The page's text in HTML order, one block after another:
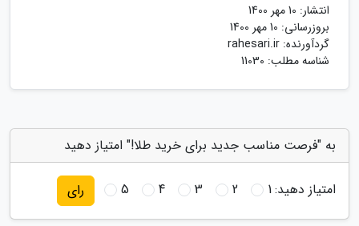
انتشار: 10 مهر 1400
بروزرسانی: 10 مهر 1400
گردآورنده: rahesari.ir
شناسه مطلب: 11030
به "فرصت مناسب جدید برای خرید طلا!" امتیاز دهید
امتیاز دهید:1
2
3
4
5 رای